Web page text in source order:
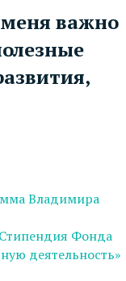
важно
Владимира
Фонда
деятельность»